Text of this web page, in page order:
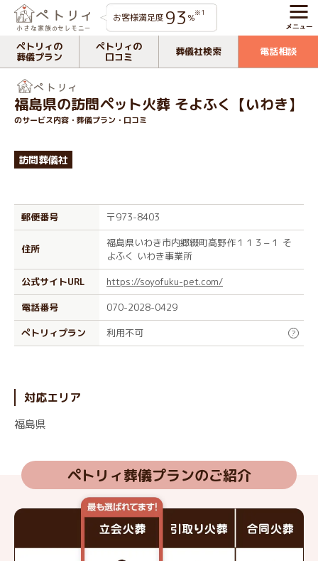
お客様満足度 93 %※1
ペトリィの
葬儀プラン
ペトリィの
口コミ
葬儀社検索 電話相談
福島県の訪問ペット火葬 そよふく【いわき】
のサービス内容・葬儀プラン・口コミ
訪問葬儀社
郵便番号 〒973-8403
住所
福島県いわき市内郷綴町高野作１１３−１ そ
よふく いわき事業所
公式サイトURL
https://soyofuku-pet.com/
電話番号
070-2028-0429
ぺトリィプラン
利用不可 ?
対応エリア
福島県
ペトリィ葬儀プランのご紹介